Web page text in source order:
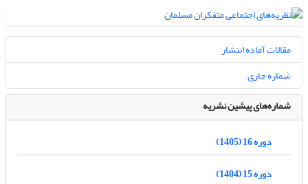
مقالات آماده انتشار
شماره جاری
شماره‌های پیشین نشریه
دوره 16 (1405)
دوره 15 (1404)